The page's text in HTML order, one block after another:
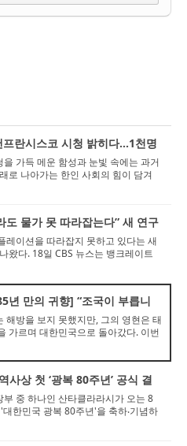
란시스코 시청 밝히다...1천명
가득 메운 함성과 눈빛 속에는 과거
로 나아가는 한인 사회의 힘이 담겨
을 맞아 우리는 ...
도 물가 못 따라잡는다” 새 연구
레이션을 따라잡지 못하고 있다는 새
왔다. 18일 CBS 뉴스는 뱅크레이트
임금-인플레이...
년 만의 귀향] “조국이 부릅니
해방을 보지 못했지만, 그의 영현은 태
가르며 대한민국으로 돌아갔다. 이번
절차가 아니다....
사상 첫 ‘광복 80주년’ 공식 결
부 중 하나인 산타클라라시가 오는 8
한민국 광복 80주년'을 축하⸳기념하
발표하고, ...